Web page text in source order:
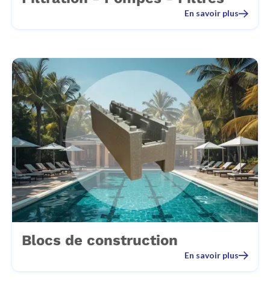
En savoir plus
Blocs de construction
En savoir plus